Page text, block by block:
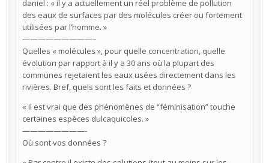
daniel : « il y a actuellement un réel problème de pollution
des eaux de surfaces par des molécules créer ou fortement
utilisées par l’homme. »
—————————–
Quelles « molécules », pour quelle concentration, quelle
évolution par rapport à il y a 30 ans où la plupart des
communes rejetaient les eaux usées directement dans les
rivières. Bref, quels sont les faits et données ?
« Il est vrai que des phénomènes de “féminisation” touche
certaines espèces dulcaquicoles. »
————————-
Où sont vos données ?